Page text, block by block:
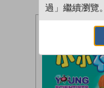
過」繼續瀏覽。